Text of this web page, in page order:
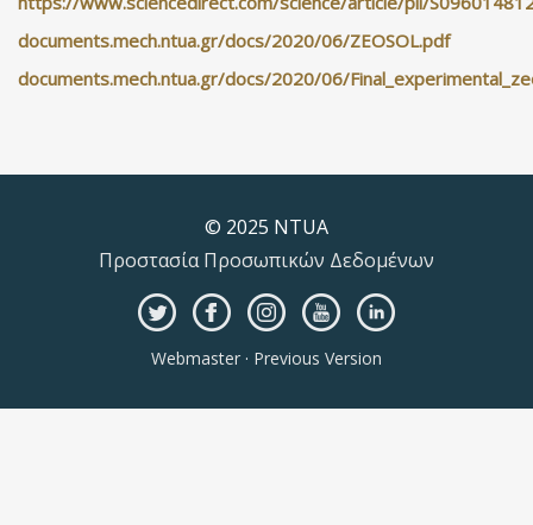
documents.mech.ntua.gr/docs/2020/06/ZEOSOL.pdf
documents.mech.ntua.gr/docs/2020/06/
© 2025 NTUA
Προστασία Προσωπικών Δεδομένων
Webmaster · Previous Version